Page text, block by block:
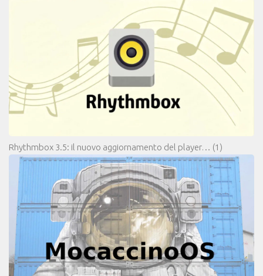
Rhythmbox 3.5: il nuovo aggiornamento del player… (1)